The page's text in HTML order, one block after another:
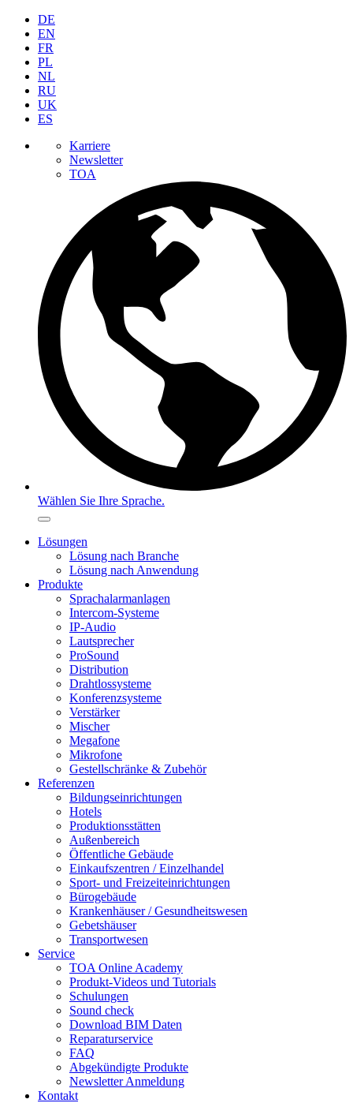
DE
EN
FR
PL
NL
RU
UK
ES
Karriere
Newsletter
TOA
Wählen Sie Ihre Sprache.
Lösungen
Lösung nach Branche
Lösung nach Anwendung
Produkte
Sprachalarmanlagen
Intercom-Systeme
IP-Audio
Lautsprecher
ProSound
Distribution
Drahtlossysteme
Konferenzsysteme
Verstärker
Mischer
Megafone
Mikrofone
Gestellschränke & Zubehör
Referenzen
Bildungseinrichtungen
Hotels
Produktionsstätten
Außenbereich
Öffentliche Gebäude
Einkaufszentren / Einzelhandel
Sport- und Freizeiteinrichtungen
Bürogebäude
Krankenhäuser / Gesundheitswesen
Gebetshäuser
Transportwesen
Service
TOA Online Academy
Produkt-Videos und Tutorials
Schulungen
Sound check
Download BIM Daten
Reparaturservice
FAQ
Abgekündigte Produkte
Newsletter Anmeldung
Kontakt